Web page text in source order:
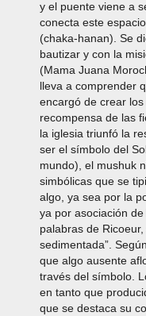
y el puente viene a
conecta este
(chaka-hanan). Se
bautizar y con la
(Mama Juana
lleva a comprender
encargó de crear
recompensa de las
la iglesia triunfó la
ser el símbolo del
mundo), el mushuk
simbólicas que se
algo, ya sea por la
ya por asociación
palabras de
sedimentada”.
que algo ausente
través del símbolo.
en tanto que
que se destaca su